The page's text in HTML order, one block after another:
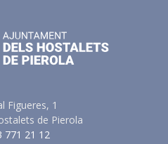
Figueres, 1
de Pierola
771 21 12